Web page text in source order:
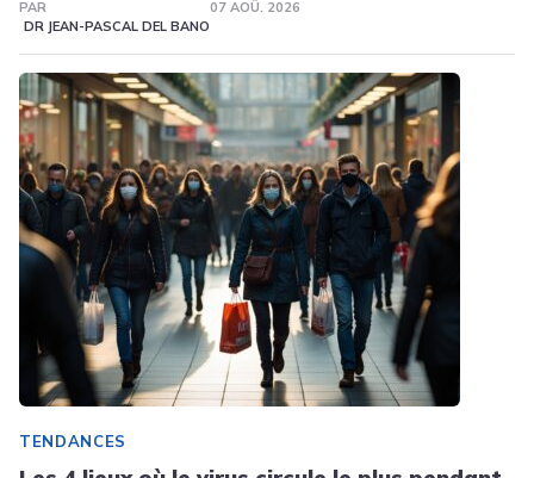
PAR
DR JEAN-PASCAL DEL BANO
07 AOÛ. 2026
TENDANCES